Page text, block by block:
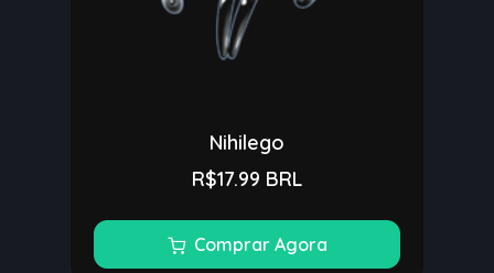
Nihilego
R$17.99 BRL
Comprar Agora